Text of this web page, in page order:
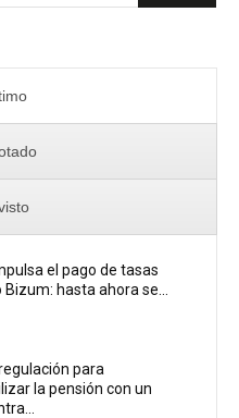
el pago de tasas
Bizum: hasta ahora se...
para
la pensión con un